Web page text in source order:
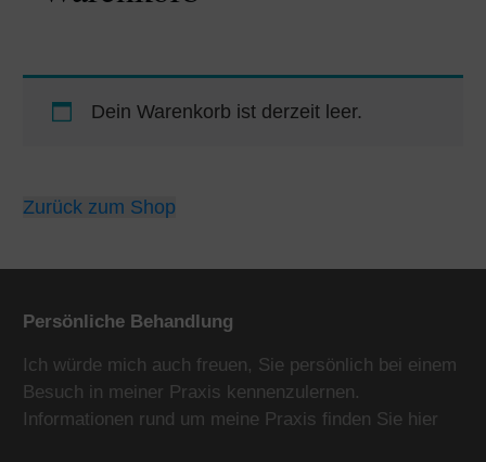
Dein Warenkorb ist derzeit leer.
Zurück zum Shop
Persönliche Behandlung
Ich würde mich auch freuen, Sie persönlich bei einem
Besuch in meiner Praxis kennenzulernen.
Informationen rund um meine Praxis finden Sie hier